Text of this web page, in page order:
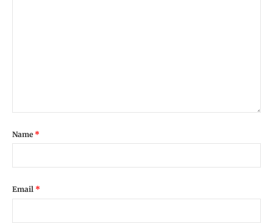
Name *
Email *